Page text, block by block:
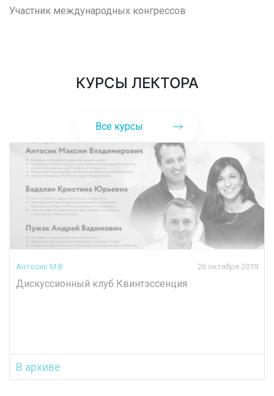
Участник международных конгрессов
КУРСЫ ЛЕКТОРА
Все курсы
Антосик М.В. 26 октября 2019
Дискуссионный клуб Квинтэссенция
В архиве